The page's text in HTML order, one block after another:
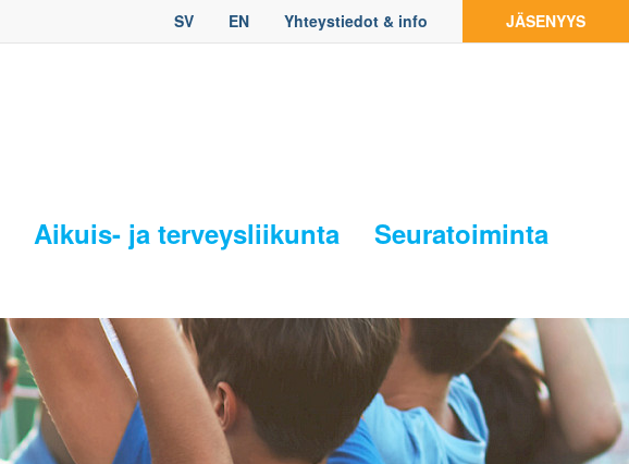
SV EN Yhteystiedot & info JÄSENYYS
Aikuis- ja terveysliikunta
Seuratoiminta